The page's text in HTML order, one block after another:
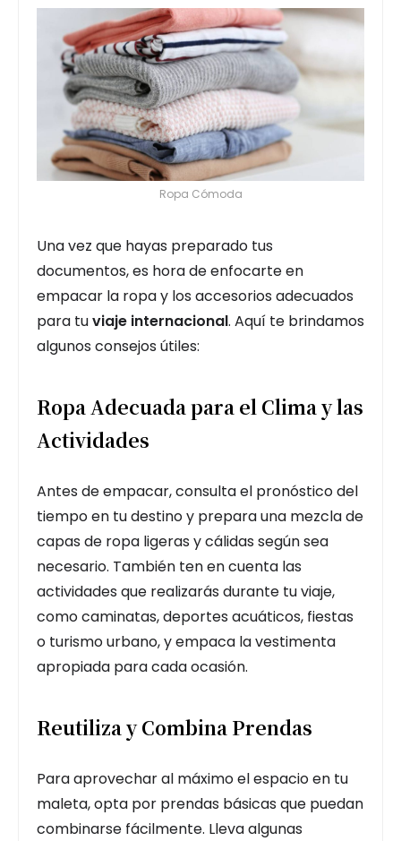
Ropa Cómoda
Una vez que hayas preparado tus
documentos, es hora de enfocarte en
empacar la ropa y los accesorios adecuados
para tuviaje internacional. Aquí te brindamos
algunos consejos útiles:
Ropa Adecuada para el Clima y las
Actividades
Antes de empacar, consulta el pronóstico del
tiempo en tu destino y prepara una mezcla de
capas de ropa ligeras y cálidas según sea
necesario. También ten en cuenta las
actividades que realizarás durante tu viaje,
como caminatas, deportes acuáticos, fiestas
o turismo urbano, y empaca la vestimenta
apropiada para cada ocasión.
Reutiliza y Combina Prendas
Para aprovechar al máximo el espacio en tu
maleta, opta por prendas básicas que puedan
combinarse fácilmente. Lleva algunas